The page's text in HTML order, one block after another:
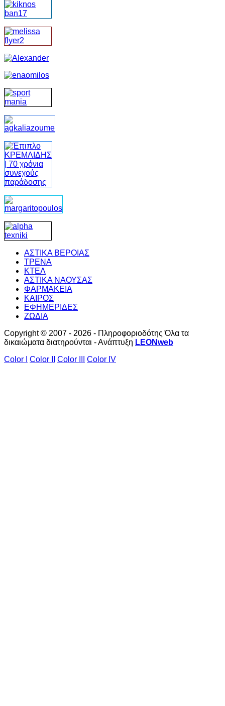
ΑΣΤΙΚΑ ΒΕΡΟΙΑΣ
ΤΡΕΝΑ
ΚΤΕΛ
ΑΣΤΙΚΑ ΝΑΟΥΣΑΣ
ΦΑΡΜΑΚΕΙΑ
ΚΑΙΡΟΣ
ΕΦΗΜΕΡΙΔΕΣ
ΖΩΔΙΑ
Copyright © 2007 - 2026 - Πληροφοριοδότης Όλα τα
δικαιώματα διατηρούνται - Ανάπτυξη LEONweb
Color I
Color II Color III Color IV